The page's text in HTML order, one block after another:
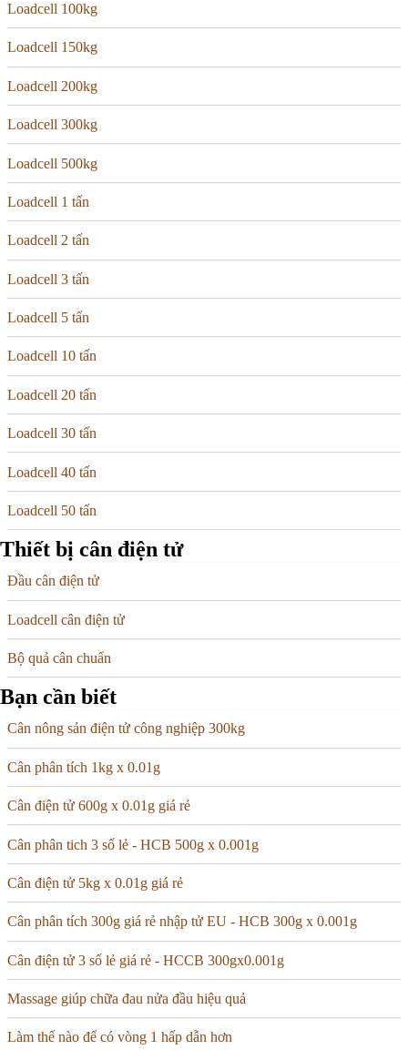
Loadcell 100kg
Loadcell 150kg
Loadcell 200kg
Loadcell 300kg
Loadcell 500kg
Loadcell 1 tấn
Loadcell 2 tấn
Loadcell 3 tấn
Loadcell 5 tấn
Loadcell 10 tấn
Loadcell 20 tấn
Loadcell 30 tấn
Loadcell 40 tấn
Loadcell 50 tấn
Thiết bị cân điện tử
Đầu cân điện tử
Loadcell cân điện tử
Bộ quả cân chuẩn
Bạn cần biết
Cân nông sản điện tử công nghiệp 300kg
Cân phân tích 1kg x 0.01g
Cân điện tử 600g x 0.01g giá rẻ
Cân phân tich 3 số lẻ - HCB 500g x 0.001g
Cân điện tử 5kg x 0.01g giá rẻ
Cân phân tích 300g giá rẻ nhập tử EU - HCB 300g x 0.001g
Cân điện tử 3 số lẻ giá rẻ - HCCB 300gx0.001g
Massage giúp chữa đau nửa đầu hiệu quả
Làm thế nào để có vòng 1 hấp dẫn hơn